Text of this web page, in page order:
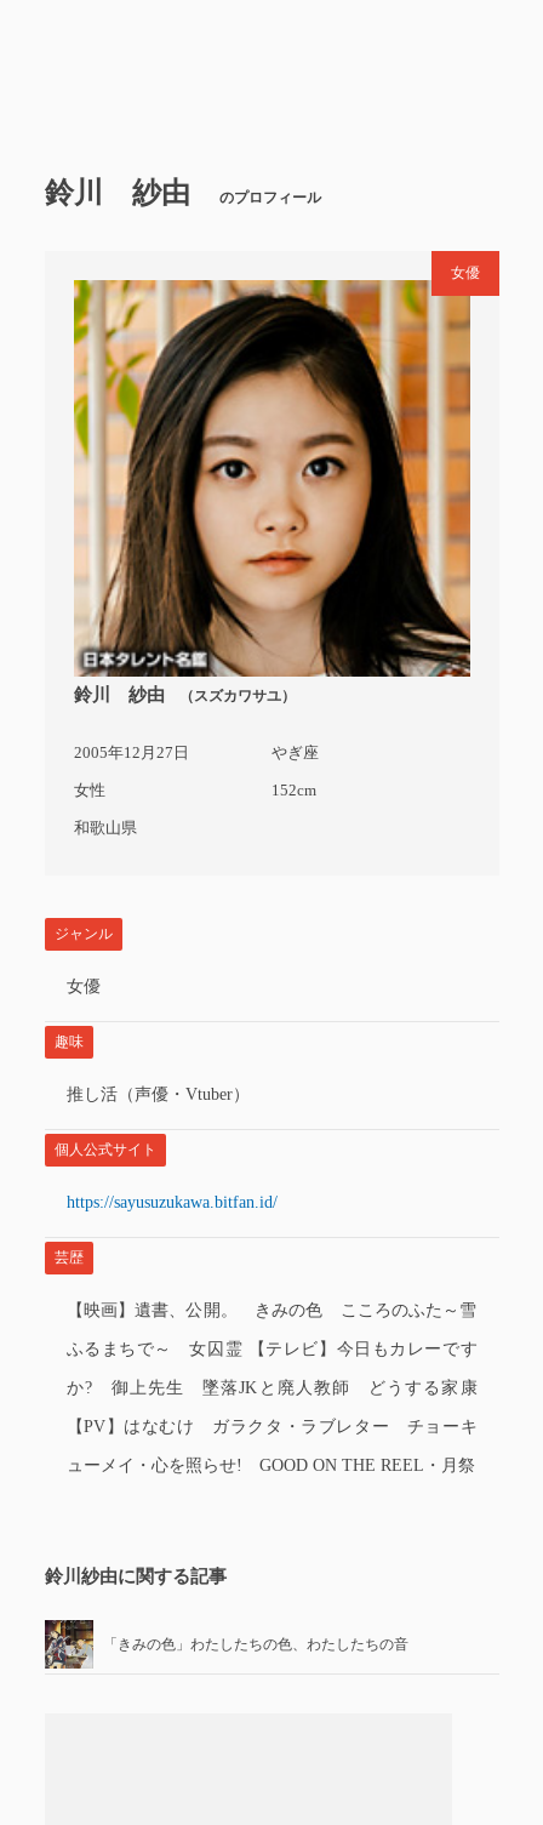
鈴川 紗由 のプロフィール
女優
鈴川 紗由 （スズカワサユ）
2005年12月27日 やぎ座
女性 152cm
和歌山県
ジャンル
女優
趣味
推し活（声優・Vtuber）
個人公式サイト
https://sayusuzukawa.bitfan.id/
芸歴
【映画】遺書、公開。 きみの色 こころのふた～雪
ふるまちで～ 女囚霊 【テレビ】今日もカレーです
か? 御上先生 墜落JKと廃人教師 どうする家康
【PV】はなむけ ガラクタ・ラブレター チョーキ
ューメイ・心を照らせ! GOOD ON THE REEL・月祭
鈴川紗由に関する記事
「きみの色」わたしたちの色、わたしたちの音